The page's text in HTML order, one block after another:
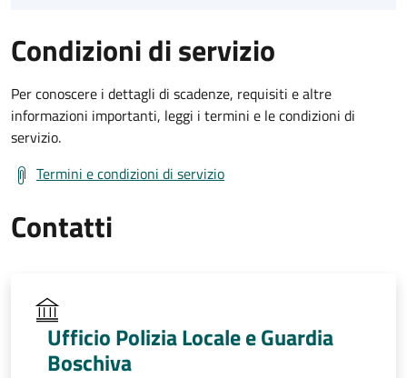
Condizioni di servizio
Per conoscere i dettagli di scadenze, requisiti e altre
informazioni importanti, leggi i termini e le condizioni di
servizio.
Termini e condizioni di servizio
Contatti
Ufficio Polizia Locale e Guardia
Boschiva